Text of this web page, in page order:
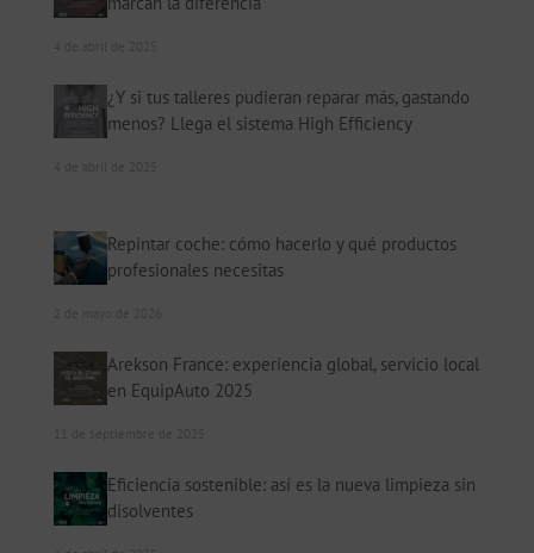
¿Y si tus talleres pudieran reparar más, gastando
menos? Llega el sistema High Efficiency
Repintar coche: cómo hacerlo y qué productos
profesionales necesitas
Arekson France: experiencia global, servicio local
en EquipAuto 2025
Eficiencia sostenible: así es la nueva limpieza sin
disolventes